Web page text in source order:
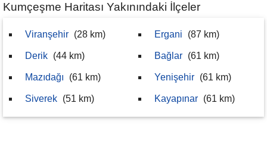
Kumçeşme Haritası Yakınındaki İlçeler
Viranşehir (28 km)
Derik (44 km)
Mazıdağı (61 km)
Siverek (51 km)
Ergani (87 km)
Bağlar (61 km)
Yenişehir (61 km)
Kayapınar (61 km)